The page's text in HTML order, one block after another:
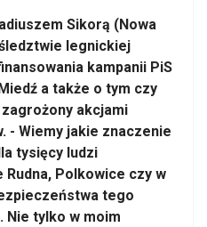
Sikorą (Nowa
legnickiej
kampanii PiS
a także o tym czy
akcjami
- Wiemy jakie znaczenie
tysięcy ludzi
Polkowice czy w
tego
tylko w moim